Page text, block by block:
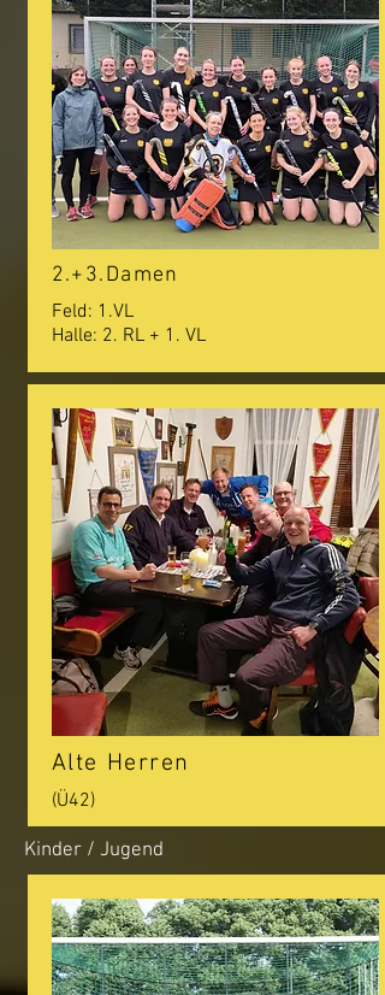
2.+3.Damen
Feld: 1.VL
Halle: 2. RL + 1. VL
Alte Herren
(Ü42)
Kinder / Jugend